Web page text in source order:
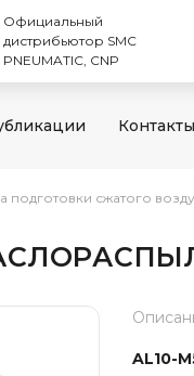
Официальный
дистрибьютор SMC
PNEUMATIC, CNP
Контакты
подготовки сжатого
AL10-